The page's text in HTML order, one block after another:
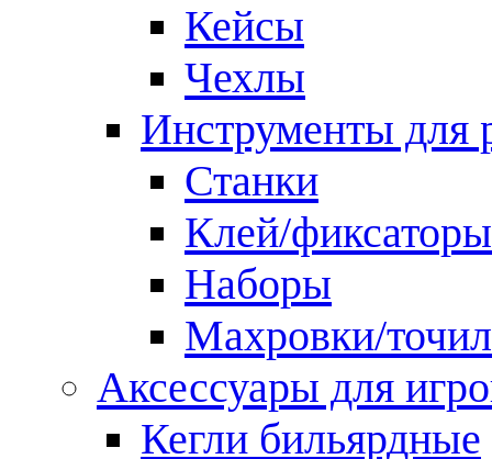
Кейсы
Чехлы
Инструменты для
Станки
Клей/фиксаторы
Наборы
Махровки/
Аксессуары для
Кегли бильярдные